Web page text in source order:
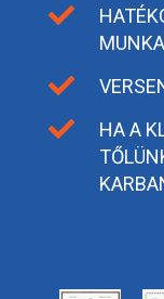



HA A